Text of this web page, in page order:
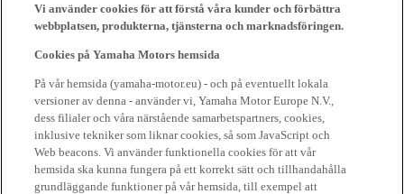
Vi använder cookies för att förstå våra kunder och förbättra
webbplatsen, produkterna, tjänsterna och marknadsföringen.
Cookies på Yamaha Motors hemsida
På vår hemsida (yamaha-motor.eu) - och på eventuellt lokala
versioner av denna - använder vi, Yamaha Motor Europe N.V.,
dess filialer och våra närstående samarbetspartners, cookies,
inklusive tekniker som liknar cookies, så som JavaScript och
Web beacons. Vi använder funktionella cookies för att vår
hemsida ska kunna fungera på ett korrekt sätt och tillhandahålla
grundläggande funktioner på vår hemsida, till exempel att